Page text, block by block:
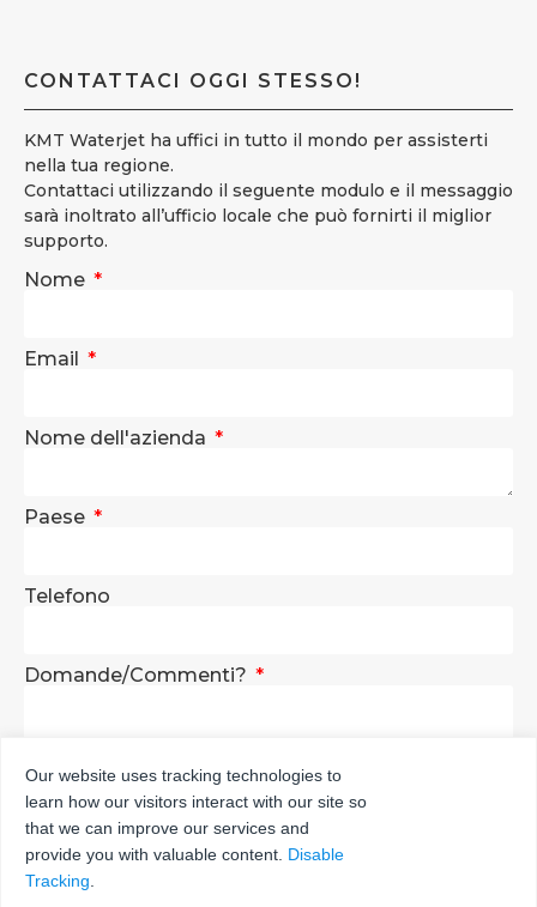
CONTATTACI OGGI STESSO!
KMT Waterjet ha uffici in tutto il mondo per assisterti
nella tua regione.
Contattaci utilizzando il seguente modulo e il messaggio
sarà inoltrato all’ufficio locale che può fornirti il miglior
supporto.
Nome
Email
Nome dell'azienda
Paese
Telefono
Domande/Commenti?
INVIA
Our website uses tracking technologies to
learn how our visitors interact with our site so
that we can improve our services and
provide you with valuable content. Disable
Tracking